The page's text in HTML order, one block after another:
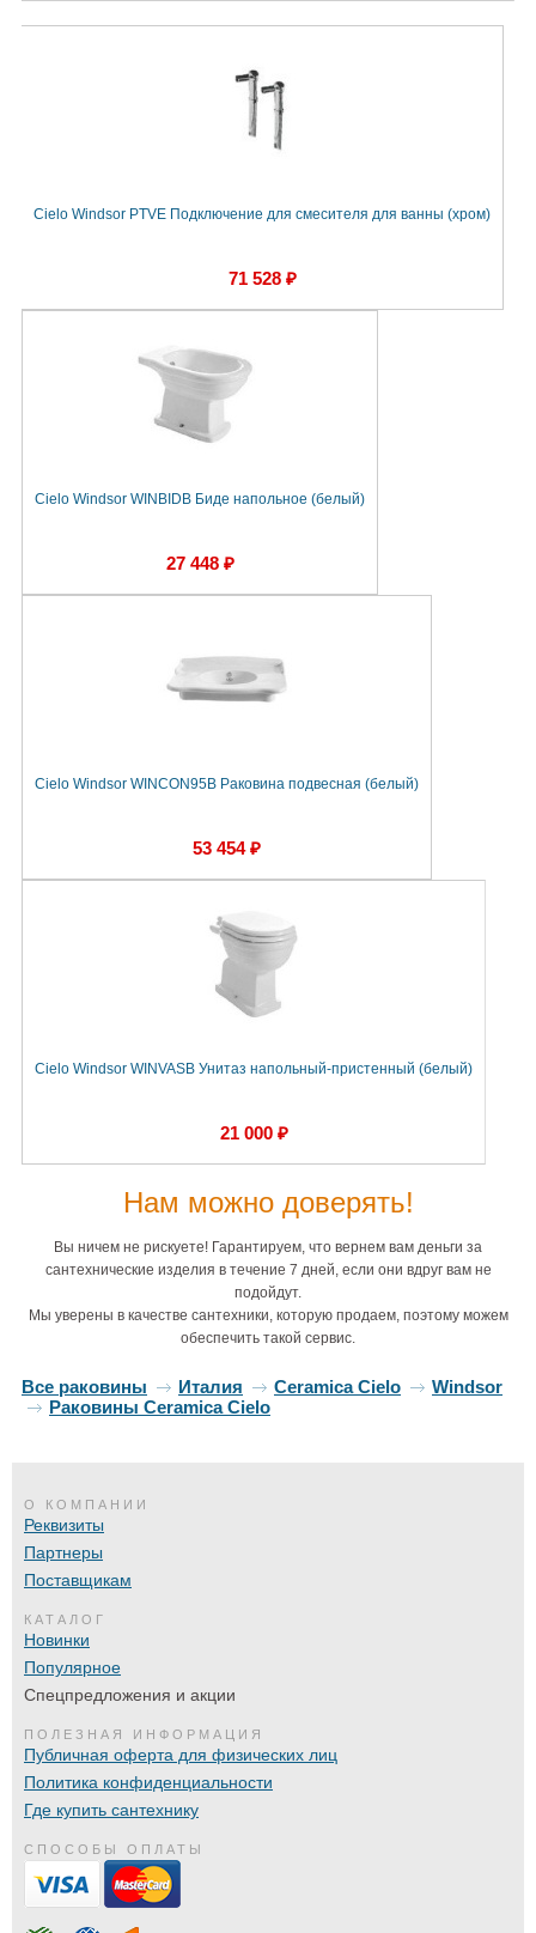
Cielo Windsor PTVE Подключение для смесителя для ванны (хром)
71 528 ₽
Cielo Windsor WINBIDB Биде напольное (белый)
27 448 ₽
Cielo Windsor WINCON95B Раковина подвесная (белый)
53 454 ₽
Cielo Windsor WINVASB Унитаз напольный-пристенный (белый)
21 000 ₽
Нам можно доверять!
Вы ничем не рискуете! Гарантируем, что вернем вам деньги за
сантехнические изделия в течение 7 дней, если они вдруг вам не
подойдут.
Мы уверены в качестве сантехники, которую продаем, поэтому можем
обеспечить такой сервис.
Все раковины Италия Ceramica Cielo
Windsor
Раковины Ceramica Cielo
О КОМПАНИИ
Реквизиты
Партнеры
Поставщикам
КАТАЛОГ
Новинки
Популярное
Спецпредложения и акции
ПОЛЕЗНАЯ ИНФОРМАЦИЯ
Публичная оферта для физических лиц
Политика конфиденциальности
Где купить сантехнику
СПОСОБЫ ОПЛАТЫ